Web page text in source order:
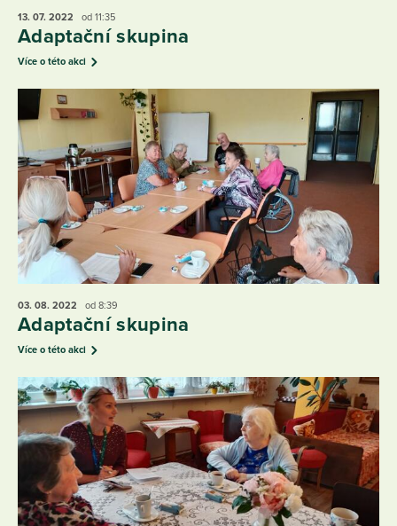
13. 07. 2022 od 11:35
Adaptační skupina
Více o této akci
03. 08. 2022 od 8:39
Adaptační skupina
Více o této akci